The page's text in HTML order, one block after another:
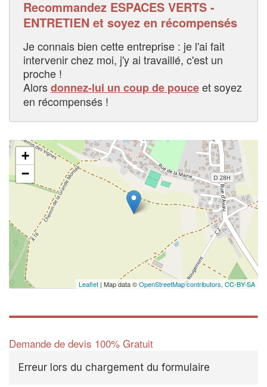
Recommandez ESPACES VERTS -
ENTRETIEN et soyez en récompensés
Je connais bien cette entreprise : je l'ai fait
intervenir chez moi, j'y ai travaillé, c'est un
proche !
Alorsdonnez-lui un coup de pouceet soyez
en récompensés !
+
−
Leaflet | Map data ©OpenStreetMap contributors, CC-BY-SA
Demande de devis 100% Gratuit
Erreur lors du chargement du formulaire